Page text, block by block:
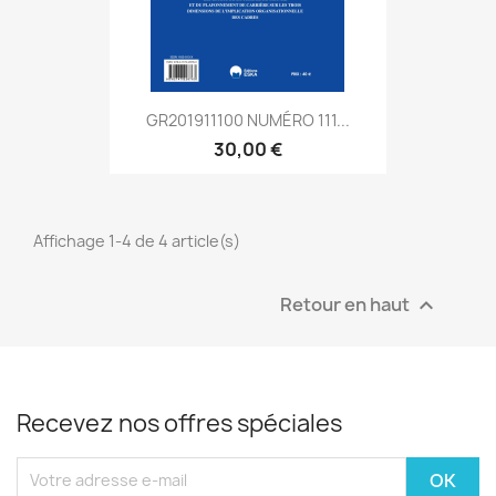
GR201911100 NUMÉRO 111...
30,00 €
Affichage 1-4 de 4 article(s)
Retour en haut 
Recevez nos offres spéciales